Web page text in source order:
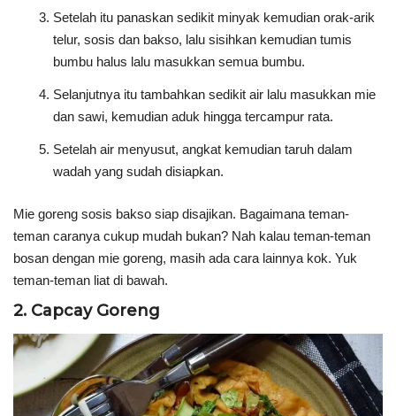
Setelah itu panaskan sedikit minyak kemudian orak-arik
telur, sosis dan bakso, lalu sisihkan kemudian tumis
bumbu halus lalu masukkan semua bumbu.
Selanjutnya itu tambahkan sedikit air lalu masukkan mie
dan sawi, kemudian aduk hingga tercampur rata.
Setelah air menyusut, angkat kemudian taruh dalam
wadah yang sudah disiapkan.
Mie goreng sosis bakso siap disajikan. Bagaimana teman-
teman caranya cukup mudah bukan? Nah kalau teman-teman
bosan dengan mie goreng, masih ada cara lainnya kok. Yuk
teman-teman liat di bawah.
2. Capcay Goreng